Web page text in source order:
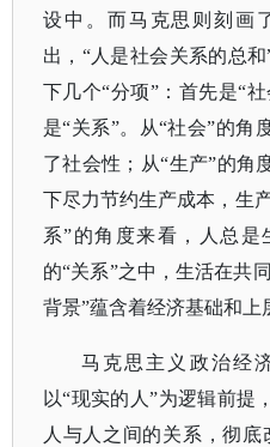
设中。而马克思则刻画
出，“人是社会关系的总
下几个“分项”：首先是“
是“关系”。从“社会”的角
了社会性；从“生产”的角
下尽力节约生产成本，生
系”的角度来看，人总
的“关系”之中，生活在共
背景”蕴含着经济基础和上
马克思主义政治经
以“现实的人”为逻辑前提
人与人之间的关系，彻